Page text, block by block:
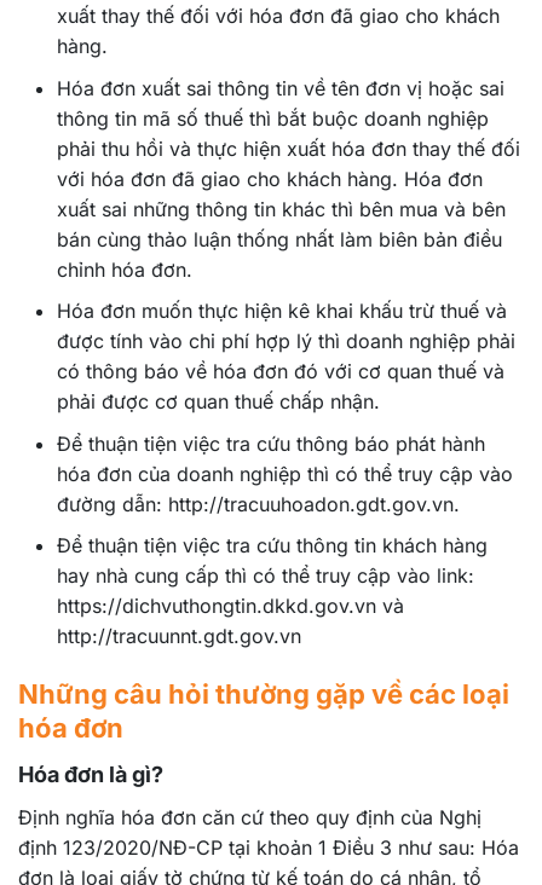
xuất thay thế đối với hóa đơn đã giao cho khách
hàng.
Hóa đơn xuất sai thông tin về tên đơn vị hoặc sai
thông tin mã số thuế thì bắt buộc doanh nghiệp
phải thu hồi và thực hiện xuất hóa đơn thay thế đối
với hóa đơn đã giao cho khách hàng. Hóa đơn
xuất sai những thông tin khác thì bên mua và bên
bán cùng thảo luận thống nhất làm biên bản điều
chỉnh hóa đơn.
Hóa đơn muốn thực hiện kê khai khấu trừ thuế và
được tính vào chi phí hợp lý thì doanh nghiệp phải
có thông báo về hóa đơn đó với cơ quan thuế và
phải được cơ quan thuế chấp nhận.
Để thuận tiện việc tra cứu thông báo phát hành
hóa đơn của doanh nghiệp thì có thể truy cập vào
đường dẫn: http://tracuuhoadon.gdt.gov.vn.
Để thuận tiện việc tra cứu thông tin khách hàng
hay nhà cung cấp thì có thể truy cập vào link:
https://dichvuthongtin.dkkd.gov.vn và
http://tracuunnt.gdt.gov.vn
Những câu hỏi thường gặp về các loại
hóa đơn
Hóa đơn là gì?
Định nghĩa hóa đơn căn cứ theo quy định của Nghị
định 123/2020/NĐ-CP tại khoản 1 Điều 3 như sau: Hóa
đơn là loại giấy tờ chứng từ kế toán do cá nhân, tổ